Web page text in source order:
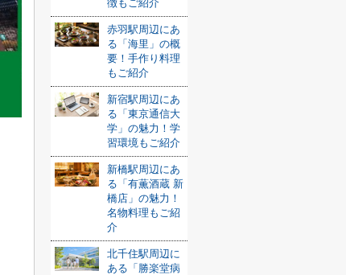
徴もご紹介
赤羽駅周辺にあ
る「海里」の概
要！手作り料理
もご紹介
新宿駅周辺にあ
る「東京通信大
学」の魅力！学
習環境もご紹介
新橋駅周辺にあ
る「有薫酒蔵 新
橋店」の魅力！
名物料理もご紹
介
北千住駅周辺に
ある「勝楽堂病